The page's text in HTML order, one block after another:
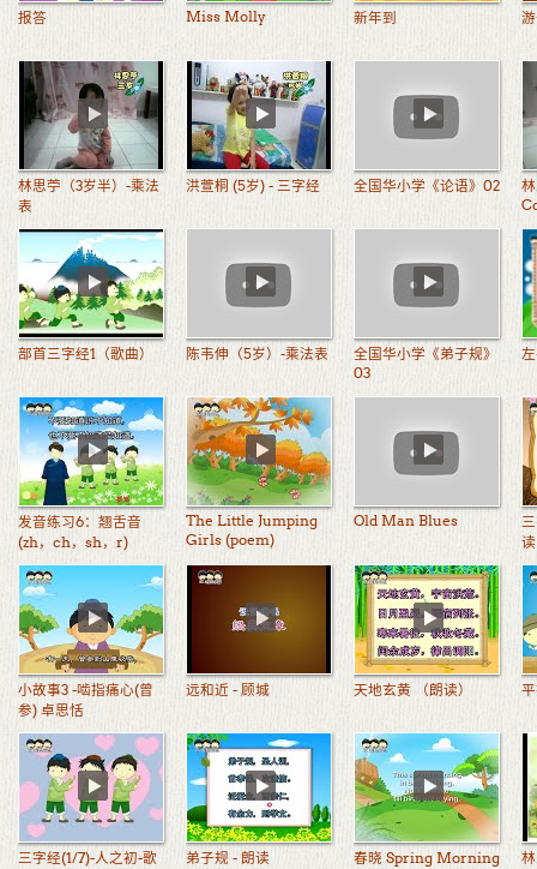
报答 Miss Molly 新年到
林思苧（3岁半）-乘法
表
洪萱桐 (5岁) - 三字经 全国华小学《论语》02
部首三字经1（歌曲） 陈韦伸（5岁）-乘法表
全国华小学《弟子规》
03
发音练习6：翘舌音
(zh，ch，sh，r)
The Little Jumping
Girls (poem)
Old Man Blues
读
小故事3 -啮指痛心(曾
参) 卓思恬
远和近 - 顾城 天地玄黄 （朗读）
三字经(1/7)-人之初-歌
弟子规 - 朗读
春晓 Spring Morning